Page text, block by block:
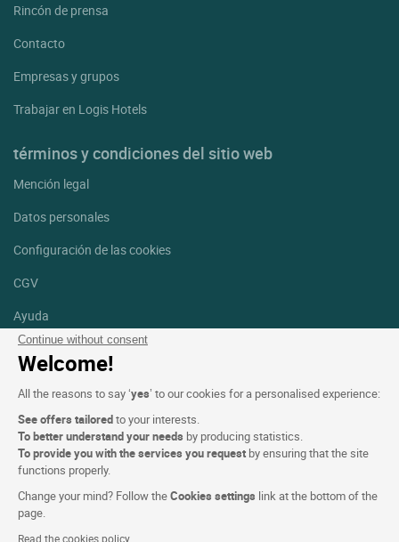
Continue without consent
Welcome!
All the reasons to say ‘yes’ to our cookies for a personalised experience:
See offers tailoredto your interests.
To better understand your needs by producing statistics.
To provide you with the services you request by ensuring that the site
functions properly.
Change your mind? Follow theCookies settings link at the bottom of the
page.
Read the cookies policy
Rincón de prensa
Contacto
Empresas y grupos
Trabajar en Logis Hotels
términos y condiciones del sitio web
Mención legal
Datos personales
Configuración de las cookies
CGV
Ayuda
Mapa del sitio
fotografías
Síguenos
Facebook
Instagram
Linkedin